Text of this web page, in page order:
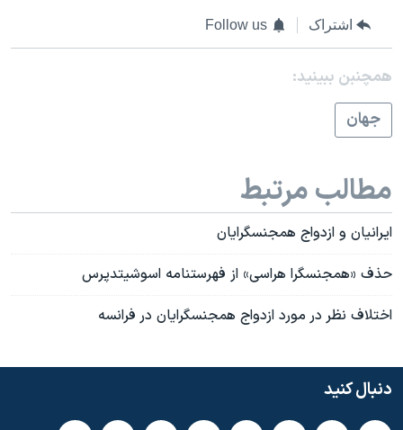
اشتراک Follow us
همچنبن ببینید:
جهان
مطالب مرتبط
ايرانيان و ازدواج همجنسگرايان
حذف «همجنسگرا هراسی» از فهرستنامه اسوشیتدپرس
اختلاف نظر در مورد ازدواج همجنسگرایان در فرانسه
دنبال کنید